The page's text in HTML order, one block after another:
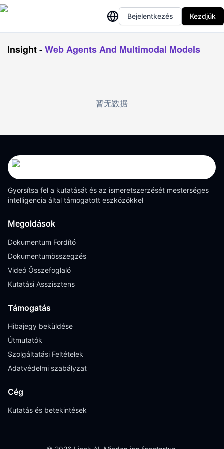
Bejelentkezés Kezdjük
Insight-Web Agents And Multimodal Models
暂无数据
Gyorsítsa fel a kutatását és az ismeretszerzését mesterséges
intelligencia által támogatott eszközökkel
Megoldások
Dokumentum Fordító
Dokumentumösszegzés
Videó Összefoglaló
Kutatási Asszisztens
Támogatás
Hibajegy beküldése
Útmutatók
Szolgáltatási Feltételek
Adatvédelmi szabályzat
Cég
Kutatás és betekintések